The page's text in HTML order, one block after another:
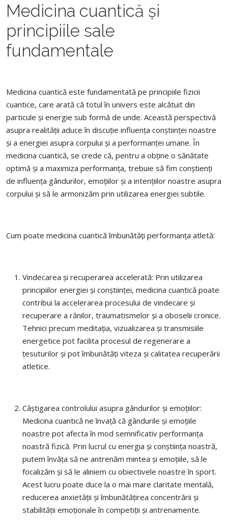
Medicina cuantică și
principiile sale
fundamentale
Medicina cuantică este fundamentată pe principiile fizicii
cuantice, care arată că totul în univers este alcătuit din
particule și energie sub formă de unde. Această perspectivă
asupra realității aduce în discuție influența conștiinței noastre
și a energiei asupra corpului și a performanței umane. În
medicina cuantică, se crede că, pentru a obține o sănătate
optimă și a maximiza performanța, trebuie să fim conștienți
de influența gândurilor, emoțiilor și a intențiilor noastre asupra
corpului și să le armonizăm prin utilizarea energiei subtile.
Cum poate medicina cuantică îmbunătăți performanța atletă:
Vindecarea și recuperarea accelerată: Prin utilizarea
principiilor energiei și conștiinței, medicina cuantică poate
contribui la accelerarea procesului de vindecare și
recuperare a rănilor, traumatismelor și a oboselii cronice.
Tehnici precum meditația, vizualizarea și transmisiile
energetice pot facilita procesul de regenerare a
țesuturilor și pot îmbunătăți viteza și calitatea recuperării
atletice.
Câștigarea controlului asupra gândurilor și emoțiilor:
Medicina cuantică ne învață că gândurile și emoțiile
noastre pot afecta în mod semnificativ performanța
noastră fizică. Prin lucrul cu energia și conștiința noastră,
putem învăța să ne antrenăm mintea și emoțiile, să le
focalizăm și să le aliniem cu obiectivele noastre în sport.
Acest lucru poate duce la o mai mare claritate mentală,
reducerea anxietății și îmbunătățirea concentrării și
stabilității emoționale în competiții și antrenamente.